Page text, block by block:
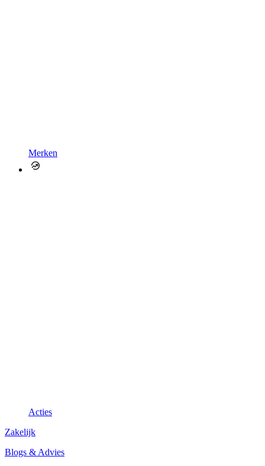
Merken
Acties
Zakelijk
Blogs & Advies